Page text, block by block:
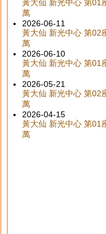
黃大仙 新光中心 第01
萬
2026-06-11
黃大仙 新光中心 第02
萬
2026-06-10
黃大仙 新光中心 第01
萬
2026-05-21
黃大仙 新光中心 第02
萬
2026-04-15
黃大仙 新光中心 第01
萬